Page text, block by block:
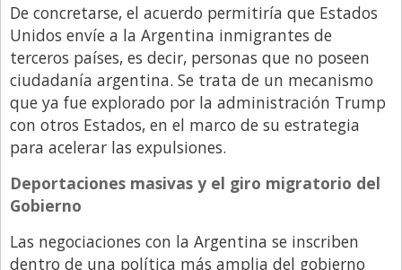
Tecnología
Tendencias
Viajes
De concretarse, el acuerdo permitiría que Estados
Unidos envíe a la Argentina inmigrantes de
terceros países, es decir, personas que no poseen
ciudadanía argentina. Se trata de un mecanismo
que ya fue explorado por la administración Trump
con otros Estados, en el marco de su estrategia
para acelerar las expulsiones.
Deportaciones masivas y el giro migratorio del
Gobierno
Las negociaciones con la Argentina se inscriben
dentro de una política más amplia del gobierno